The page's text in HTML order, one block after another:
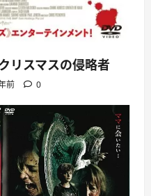
リスマスの侵略者
前 0